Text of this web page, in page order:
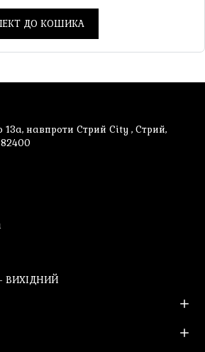
ДО КОШИКА
13а, навпроти Стрий City , Стрий,
- ВИХІДНИЙ